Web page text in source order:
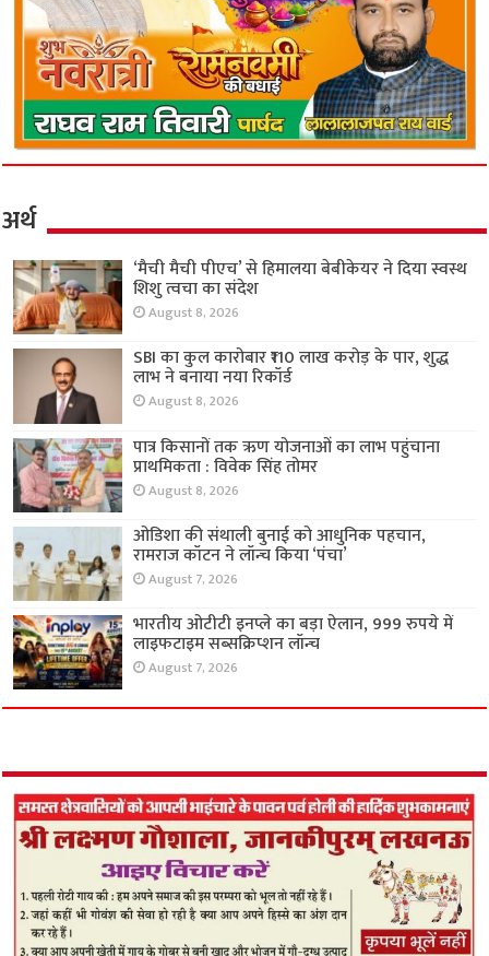
अर्थ
‘मैची मैची पीएच’ से हिमालया बेबीकेयर ने दिया स्वस्थ
शिशु त्वचा का संदेश
August 8, 2026
SBI का कुल कारोबार ₹110 लाख करोड़ के पार, शुद्ध
लाभ ने बनाया नया रिकॉर्ड
August 8, 2026
पात्र किसानों तक ऋण योजनाओं का लाभ पहुंचाना
प्राथमिकता : विवेक सिंह तोमर
August 8, 2026
ओडिशा की संथाली बुनाई को आधुनिक पहचान,
रामराज कॉटन ने लॉन्च किया ‘पंचा’
August 7, 2026
भारतीय ओटीटी इनप्ले का बड़ा ऐलान, 999 रुपये में
लाइफटाइम सब्सक्रिप्शन लॉन्च
August 7, 2026